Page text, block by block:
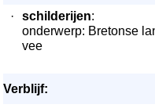
·
schilderijen:
onderwerp: Bretonse
vee
Verblijf: